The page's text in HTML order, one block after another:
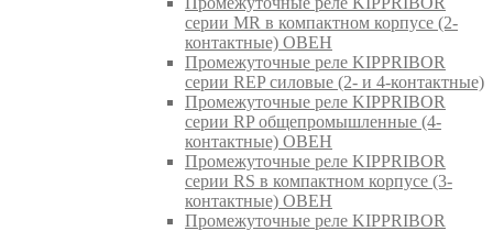
серии MR в компактном корпусе (2-
контактные) ОВЕН
Промежуточные реле KIPPRIBOR
серии REP силовые (2- и 4-контактные)
Промежуточные реле KIPPRIBOR
серии RP общепромышленные (4-
контактные) ОВЕН
Промежуточные реле KIPPRIBOR
серии RS в компактном корпусе (3-
контактные) ОВЕН
Промежуточные реле KIPPRIBOR